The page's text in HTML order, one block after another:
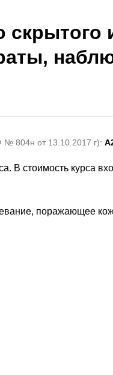
№ 804н от 13.10.2017 г):
В стоимость курса
поражающее